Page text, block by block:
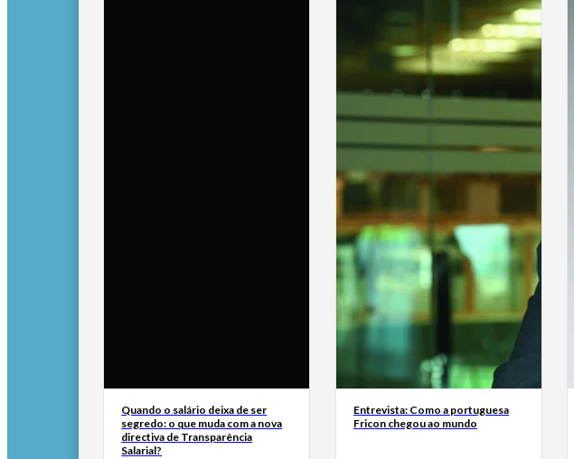
Quando o salário deixa de ser
segredo: o que muda com a nova
directiva de Transparência
Salarial?
Entrevista: Como a portuguesa
Fricon chegou ao mundo